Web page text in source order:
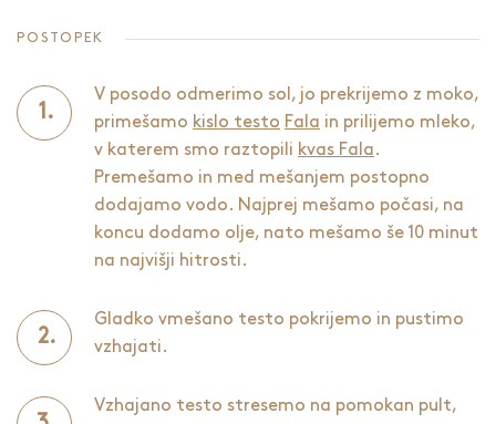
POSTOPEK
V posodo odmerimo sol, jo prekrijemo z moko,
primešamo kislo testo Fala in prilijemo mleko,
v katerem smo raztopili kvas Fala .
Premešamo in med mešanjem postopno
dodajamo vodo. Najprej mešamo počasi, na
koncu dodamo olje, nato mešamo še 10 minut
na najvišji hitrosti.
Gladko vmešano testo pokrijemo in pustimo
vzhajati.
Vzhajano testo stresemo na pomokan pult,